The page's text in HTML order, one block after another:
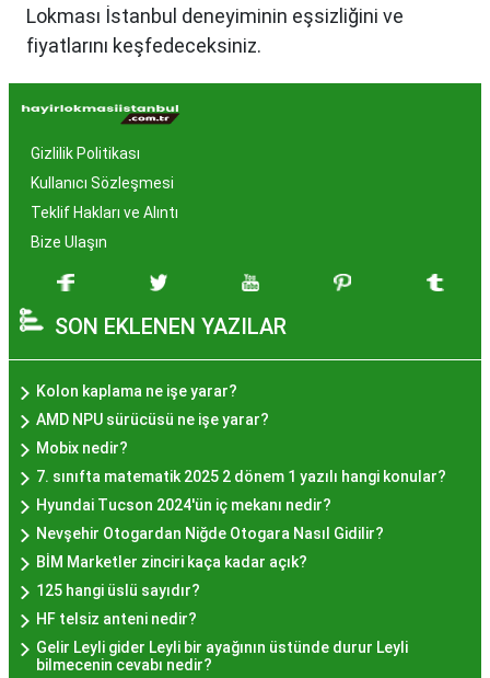
Lokması İstanbul deneyiminin eşsizliğini ve
fiyatlarını keşfedeceksiniz.
Hayır Lokması İstanbul'da
Neden Popüler?
İstanbul, tarih ve kültür mirasıyla öne çıkan bir
şehir olmasıyla birlikte, geleneksel lezzetlerle de
zenginleşmiştir. Hayır lokması, özel günlerde
hazırlanan ve lezzetiyle damaklarda unutulmaz
izler bırakan bir tatlıdır. İstanbul'da popüler
olmasının arkasında bu eşsiz lezzetin herkesi
cezbetmesi ve geleneksel dokunuşlarla
hazırlanması yatmaktadır.
Hayır Lokması İstanbul'da
Nerede Bulunur?
İstanbul genelinde birçok yerel işletme ve
pastane, hayır lokması sunmaktadır. Geleneksel
tatları sevenler için Sultanahmet, Eminönü, ve
Eyüp gibi tarihi semtlerdeki lokantalarda Hayır
Lokması deneyimi daha da özel olabilir. Ayrıca,
Gizlilik Politikası
Kullanıcı Sözleşmesi
Teklif Hakları ve Alıntı
Bize Ulaşın
SON EKLENEN YAZILAR
Kolon kaplama ne işe yarar?
AMD NPU sürücüsü ne işe yarar?
Mobix nedir?
7. sınıfta matematik 2025 2 dönem 1 yazılı hangi konular?
Hyundai Tucson 2024'ün iç mekanı nedir?
Nevşehir Otogardan Niğde Otogara Nasıl Gidilir?
BİM Marketler zinciri kaça kadar açık?
125 hangi üslü sayıdır?
HF telsiz anteni nedir?
Gelir Leyli gider Leyli bir ayağının üstünde durur Leyli
bilmecenin cevabı nedir?